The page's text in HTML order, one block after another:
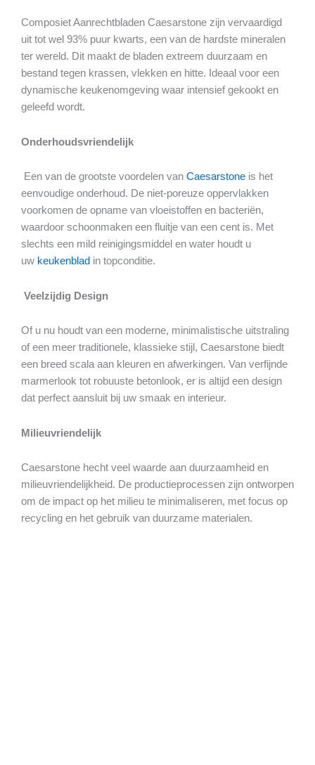
Composiet Aanrechtbladen Caesarstone zijn vervaardigd
uit tot wel 93% puur kwarts, een van de hardste mineralen
ter wereld. Dit maakt de bladen extreem duurzaam en
bestand tegen krassen, vlekken en hitte. Ideaal voor een
dynamische keukenomgeving waar intensief gekookt en
geleefd wordt.
Onderhoudsvriendelijk
Een van de grootste voordelen van Caesarstone is het
eenvoudige onderhoud. De niet-poreuze oppervlakken
voorkomen de opname van vloeistoffen en bacteriën,
waardoor schoonmaken een fluitje van een cent is. Met
slechts een mild reinigingsmiddel en water houdt u
uw keukenblad in topconditie.
Veelzijdig Design
Of u nu houdt van een moderne, minimalistische uitstraling
of een meer traditionele, klassieke stijl, Caesarstone biedt
een breed scala aan kleuren en afwerkingen. Van verfijnde
marmerlook tot robuuste betonlook, er is altijd een design
dat perfect aansluit bij uw smaak en interieur.
Milieuvriendelijk
Caesarstone hecht veel waarde aan duurzaamheid en
milieuvriendelijkheid. De productieprocessen zijn ontworpen
om de impact op het milieu te minimaliseren, met focus op
recycling en het gebruik van duurzame materialen.